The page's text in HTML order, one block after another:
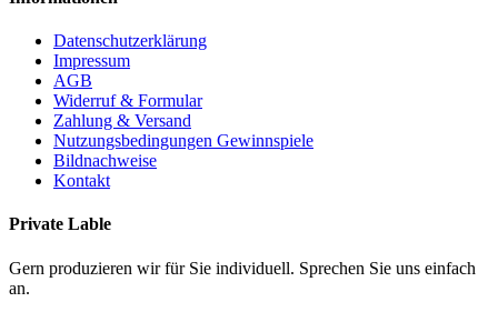
Datenschutzerklärung
Impressum
AGB
Widerruf & Formular
Zahlung & Versand
Nutzungsbedingungen Gewinnspiele
Bildnachweise
Kontakt
Private Lable
Gern produzieren wir für Sie individuell. Sprechen Sie uns einfach
an.